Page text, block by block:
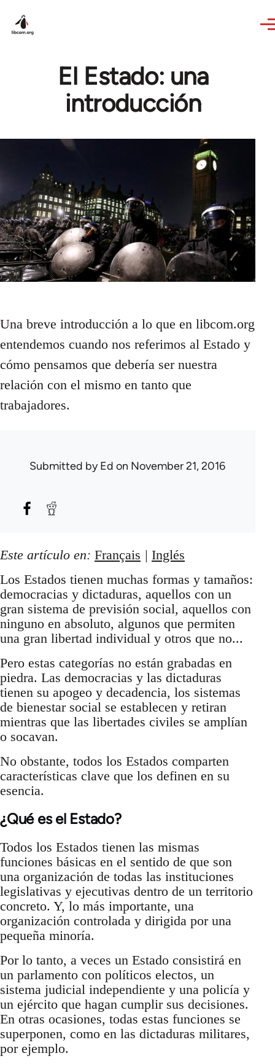
El Estado: una
introducción
Una breve introducción a lo que en libcom.org
entendemos cuando nos referimos al Estado y
cómo pensamos que debería ser nuestra
relación con el mismo en tanto que
trabajadores.
Submitted byEd on November 21, 2016
Este artículo en: Français | Inglés
Los Estados tienen muchas formas y tamaños:
democracias y dictaduras, aquellos con un
gran sistema de previsión social, aquellos con
ninguno en absoluto, algunos que permiten
una gran libertad individual y otros que no...
Pero estas categorías no están grabadas en
piedra. Las democracias y las dictaduras
tienen su apogeo y decadencia, los sistemas
de bienestar social se establecen y retiran
mientras que las libertades civiles se amplían
o socavan.
No obstante, todos los Estados comparten
características clave que los definen en su
esencia.
¿Qué es el Estado?
Todos los Estados tienen las mismas
funciones básicas en el sentido de que son
una organización de todas las instituciones
legislativas y ejecutivas dentro de un territorio
concreto. Y, lo más importante, una
organización controlada y dirigida por una
pequeña minoría.
Por lo tanto, a veces un Estado consistirá en
un parlamento con políticos electos, un
sistema judicial independiente y una policía y
un ejército que hagan cumplir sus decisiones.
En otras ocasiones, todas estas funciones se
superponen, como en las dictaduras militares,
por ejemplo.